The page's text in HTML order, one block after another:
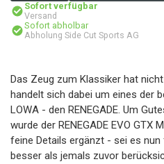
Sofort verfügbar
Versand
Sofort abholbar
Abholung Side Cut Sports AG
Das Zeug zum Klassiker hat
handelt sich dabei um eines der
LOWA - den RENEGADE. Um
wurde der RENEGADE EVO GTX
feine Details ergänzt - sei es
besser als jemals zuvor